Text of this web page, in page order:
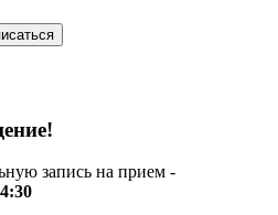
запись на прием -